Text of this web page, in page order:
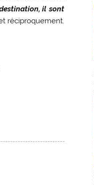
il sont
réciproquement.